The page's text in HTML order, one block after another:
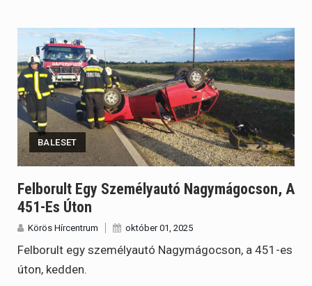
BALESET
Felborult Egy Személyautó Nagymágocson, A
451-Es Úton
Körös Hírcentrum október 01, 2025
Felborult egy személyautó Nagymágocson, a 451-es
úton, kedden.